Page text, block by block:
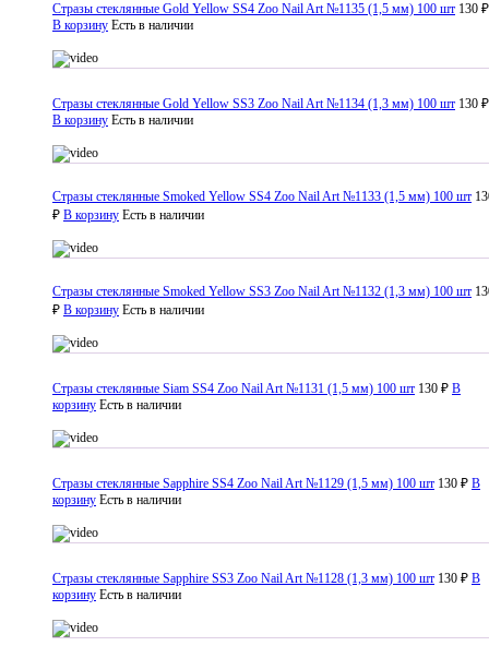
Стразы стеклянные Gold Yellow SS4 Zoo Nail Art №1135 (1,5 мм) 100 шт 130 ₽
В корзину Есть в наличии
Стразы стеклянные Gold Yellow SS3 Zoo Nail Art №1134 (1,3 мм) 100 шт 130 ₽
В корзину Есть в наличии
Стразы стеклянные Smoked Yellow SS4 Zoo Nail Art №1133 (1,5 мм) 100 шт
₽ В корзину Есть в наличии
Стразы стеклянные Smoked Yellow SS3 Zoo Nail Art №1132 (1,3 мм) 100 шт
₽ В корзину Есть в наличии
Стразы стеклянные Siam SS4 Zoo Nail Art №1131 (1,5 мм) 100 шт 130 ₽ В
корзину Есть в наличии
Стразы стеклянные Sapphire SS4 Zoo Nail Art №1129 (1,5 мм) 100 шт 130 ₽ В
корзину Есть в наличии
Стразы стеклянные Sapphire SS3 Zoo Nail Art №1128 (1,3 мм) 100 шт 130 ₽ В
корзину Есть в наличии